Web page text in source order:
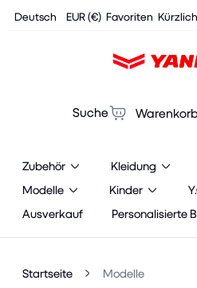
Cookies management panel
Deutsch EUR (€) Favoriten
Suche Warenkorb
Zubehör Kleidung
Modelle
Kinder
Ausverkauf
Personalisierte
Startseite Modelle